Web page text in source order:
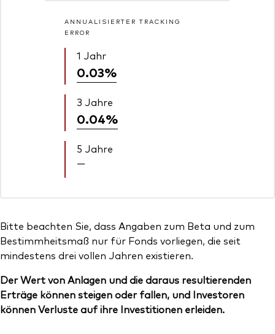
ANNUALISIERTER TRACKING
ERROR
1 Jahr
0.03%
3 Jahre
0.04%
5 Jahre
—
Bitte beachten Sie, dass Angaben zum Beta und zum
Bestimmheitsmaß nur für Fonds vorliegen, die seit
mindestens drei vollen Jahren existieren.
Der Wert von Anlagen und die daraus resultierenden
Erträge können steigen oder fallen, und Investoren
können Verluste auf ihre Investitionen erleiden.